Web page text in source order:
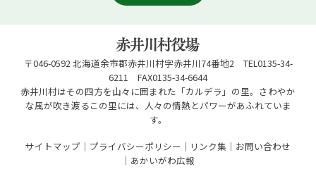
〒046-0592 北海道余市郡赤井川村字赤井川74番地2 TEL0135-34-
6211 FAX0135-34-6644
赤井川村はその四方を山々に囲まれた「カルデラ」の里。さわやか
な風が吹き渡るこの里には、人々の情熱とパワーがあふれていま
す。
サイトマップ
プライバシーポリシー リンク集
お問い合わせ
あかいがわ広報